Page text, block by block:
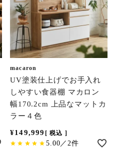
macaron
UV塗装仕上げでお手入れ
しやすい食器棚 マカロン
幅170.2cm 上品なマットカ
ラー４色
¥149,999 税込
5.00／2件